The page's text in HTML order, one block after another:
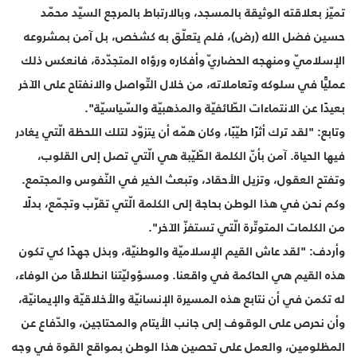
تميّز بعلاقته الوثيقة بالمسجد، وبالارتباط بالمرجع السيّد محمّد
حسين فضل الله (رض)، فلم يتعلّق به كشخص، بل آمن بمشروعه
الإسلاميّ ومنهجه الحضاريّ وأفكاره ورؤاه المتجدّدة، فانعكس ذلك
عمليًّا في سلوكه وتعاملاته، من خلال التّواصل والانفتاح على الآخر
بعيدًا عن الانتماءات الطّائفيّة والمذهبيّة والسّياسيّة".
وتابع: "لقد ترك أثرًا طيّبًا، وكان همّه أن يتزوّد لتلك اللحظة الّتي يغادر
فيها الحياة. آمن بأنّ الكلمة الطّيّبة هي الّتي تصل إلى القلوب،
وتفتح العقول، وتزيل الأحقاد، وتبعث الخير في النّفوس والمجتمع.
وكم نحن في هذا الوطن بحاجة إلى الكلمة الّتي تقرّب وتجمّع، بدلًا
من الكلمات المتوتّرة الّتي تستفزّ الآخر".
وأردف: "لقد عاش القيم الإسلاميّة والوطنيّة، وبذل جهدًا كي تكون
هذه القيم هي الحاكمة في واقعنا. ومسؤوليّتنا انطلاقًا من الوفاء،
له تكمن في أن نتابع هذه المسيرة الإنسانيّة والأخلاقيّة والإيمانيّة،
وأن نحرص على الوقوف إلى جانب الأيتام والمحتاجين، والدّفاع عن
المظلومين، والعمل على تحصين هذا الوطن بمواقع القوة في وجه